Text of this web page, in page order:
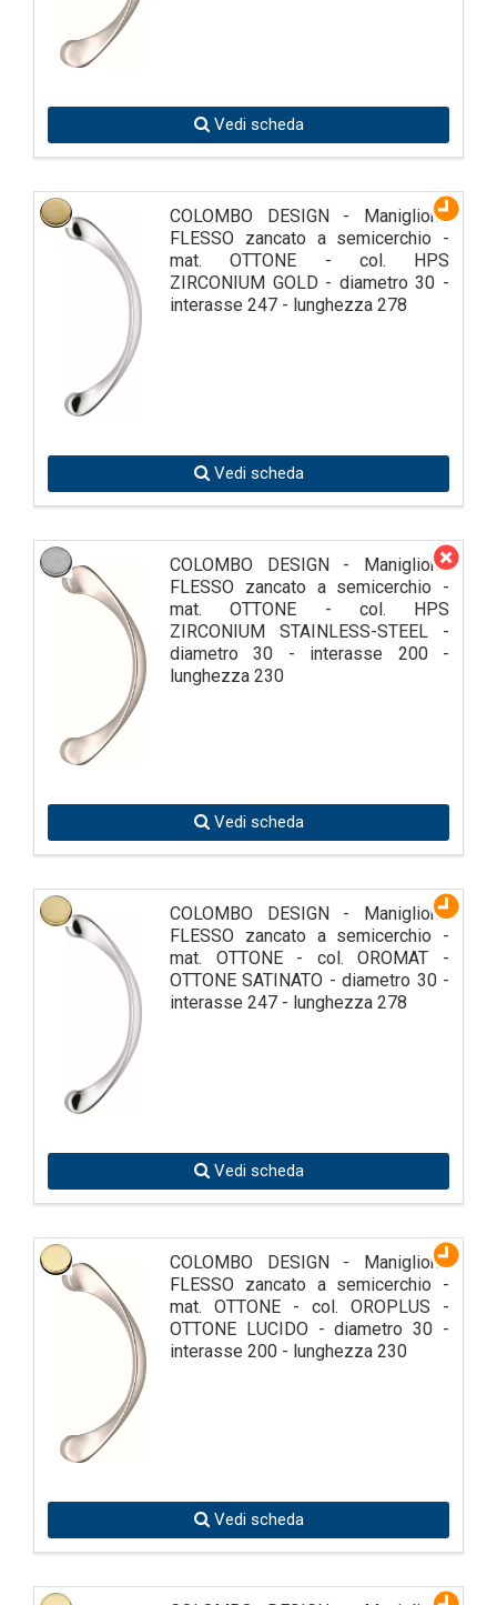
Vedi scheda
COLOMBO DESIGN - Maniglione
FLESSO zancato a semicerchio -
mat. OTTONE - col. HPS
ZIRCONIUM GOLD - diametro 30 -
interasse 247 - lunghezza 278
Vedi scheda
COLOMBO DESIGN - Maniglione
FLESSO zancato a semicerchio -
mat. OTTONE - col. HPS
ZIRCONIUM STAINLESS-STEEL -
diametro 30 - interasse 200 -
lunghezza 230
Vedi scheda
COLOMBO DESIGN - Maniglione
FLESSO zancato a semicerchio -
mat. OTTONE - col. OROMAT -
OTTONE SATINATO - diametro 30 -
interasse 247 - lunghezza 278
Vedi scheda
COLOMBO DESIGN - Maniglione
FLESSO zancato a semicerchio -
mat. OTTONE - col. OROPLUS -
OTTONE LUCIDO - diametro 30 -
interasse 200 - lunghezza 230
Vedi scheda